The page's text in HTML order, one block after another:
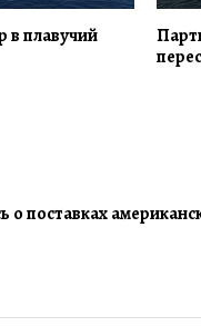
в плавучий
о поставках